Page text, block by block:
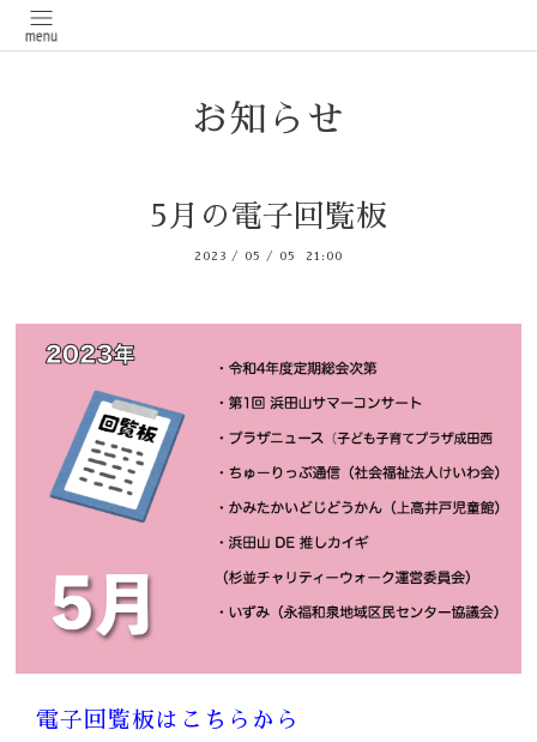
お知らせ
5月の電子回覧板
2023 / 05 / 05 21:00
電子回覧板はこちらから